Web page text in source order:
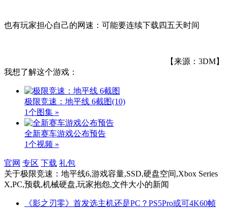
也有玩家担心自己的网速：可能要连续下载四五天时间
【来源：3DM】
我想了解这个游戏：
极限竞速：地平线 6截图(10)
1个图集 »
全新赛车游戏公布预告
1个视频 »
官网 专区 下载 礼包
关于极限竞速：地平线6,游戏容量,SSD,硬盘空间,Xbox Series
X,PC,预载,机械硬盘,玩家抱怨,文件大小的新闻
《影之刃零》首发选主机还是PC？PS5Pro或可4K60帧